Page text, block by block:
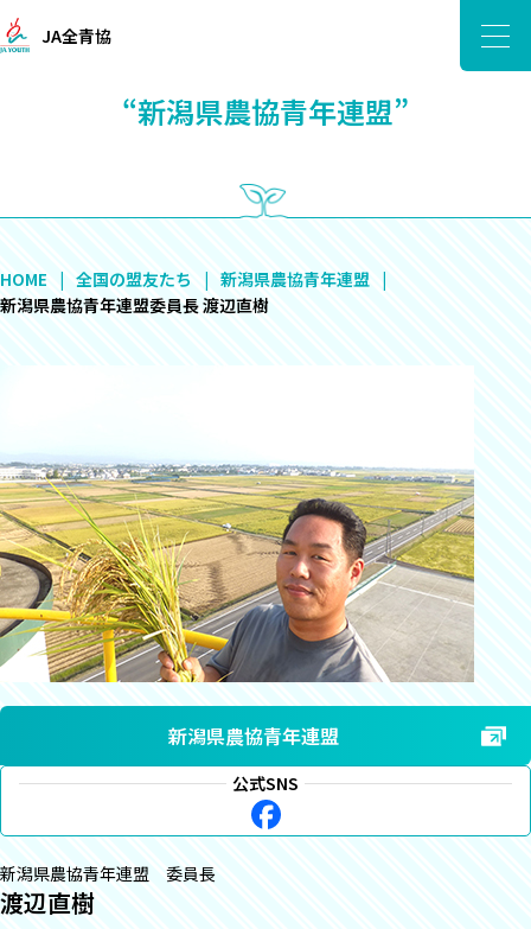
JA全青協
“新潟県農協青年連盟”
HOME 全国の盟友たち
新潟県農協青年連盟
新潟県農協青年連盟委員長 渡辺直樹
新潟県農協青年連盟
公式SNS
新潟県農協青年連盟 委員長
渡辺直樹